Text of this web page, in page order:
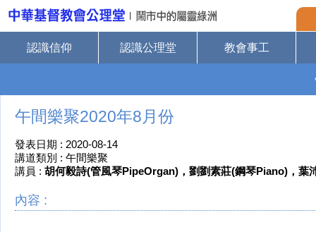
認識信仰 認識公理堂 教會事工
午間樂聚2020年8月份
發表日期 : 2020-08-14
講道類別 : 午間樂聚
講員 : 胡何毅詩(管風琴PipeOrgan)，劉劉素莊(鋼琴Piano)，葉
內容 :